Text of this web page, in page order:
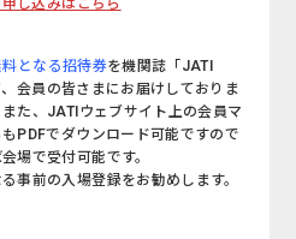
し込みはこちら
となる招待券を機関誌「JATI
会員の皆さまにお届けしておりま
た、JATIウェブサイト上の会員マ
PDFでダウンロード可能ですので
場で受付可能です。
事前の入場登録をお勧めします。